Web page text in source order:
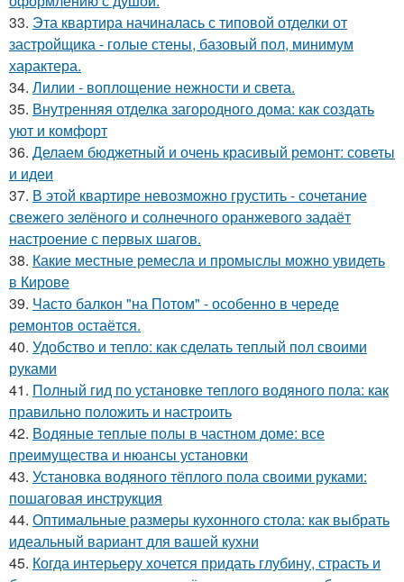
33. Эта квартира начиналась с типовой отделки от
застройщика - голые стены, базовый пол, минимум
характера.
34. Лилии - воплощение нежности и света.
35. Внутренняя отделка загородного дома: как создать
уют и комфорт
36. Делаем бюджетный и очень красивый ремонт: советы
и идеи
37. В этой квартире невозможно грустить - сочетание
свежего зелёного и солнечного оранжевого задаёт
настроение с первых шагов.
38. Какие местные ремесла и промыслы можно увидеть
в Кирове
39. Часто балкон "на Потом" - особенно в череде
ремонтов остаётся.
40. Удобство и тепло: как сделать теплый пол своими
руками
41. Полный гид по установке теплого водяного пола: как
правильно положить и настроить
42. Водяные теплые полы в частном доме: все
преимущества и нюансы установки
43. Установка водяного тёплого пола своими руками:
пошаговая инструкция
44. Оптимальные размеры кухонного стола: как выбрать
идеальный вариант для вашей кухни
45. Когда интерьеру хочется придать глубину, страсть и